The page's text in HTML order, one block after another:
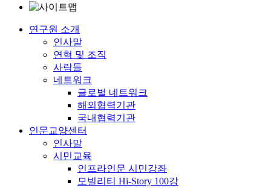
연구원 소개
인사말
연혁 및 조직
사람들
네트워크
글로벌 네트워크
해외협력기관
국내협력기관
인문교양센터
인사말
시민교육
인프라인문 시민강좌
모빌리티 Hi-Story 100강